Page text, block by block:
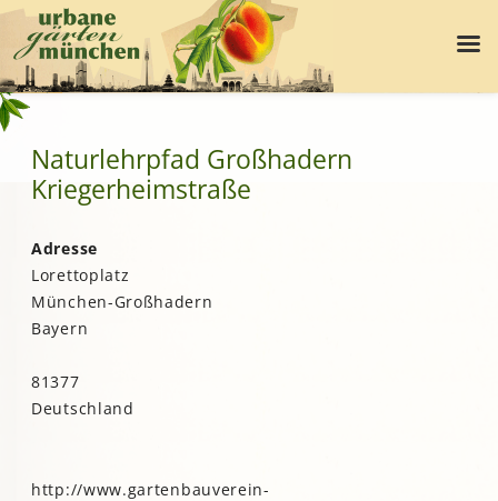
Naturlehrpfad Großhadern
Kriegerheimstraße
Adresse
Lorettoplatz
München-Großhadern
Bayern
81377
Deutschland
http://www.gartenbauverein-